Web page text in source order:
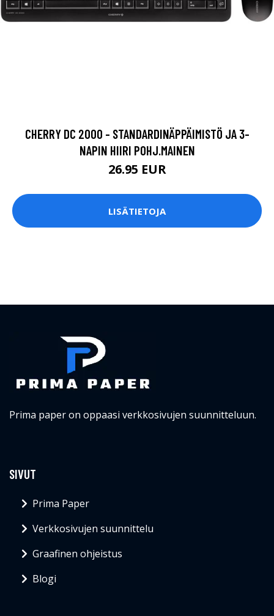
CHERRY DC 2000 - STANDARDINÄPPÄIMISTÖ JA 3-
NAPIN HIIRI POHJ.MAINEN
26.95 EUR
LISÄTIETOJA
Prima paper on oppaasi verkkosivujen suunnitteluun.
SIVUT
Prima Paper
Verkkosivujen suunnittelu
Graafinen ohjeistus
Blogi